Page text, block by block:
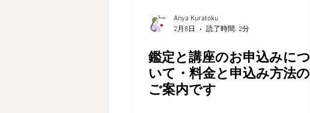
Anya Kuratoku
2月8日
読了時間: 2分
鑑定と講座のお申込みにつ
いて・料金と申込み方法の
ご案内です